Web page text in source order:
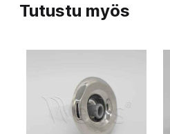
Tutustu myös